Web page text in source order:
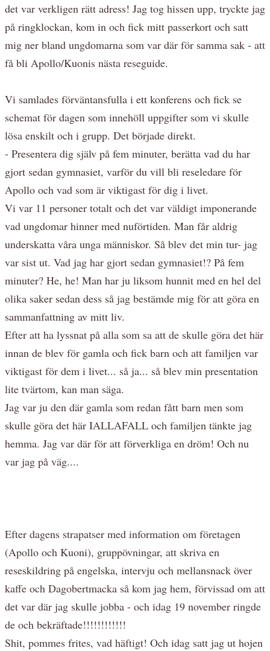
det var verkligen rätt adress! Jag tog hissen upp, tryckte jag
på ringklockan, kom in och fick mitt passerkort och satt
mig ner bland ungdomarna som var där för samma sak - att
få bli Apollo/Kuonis nästa reseguide.
Vi samlades förväntansfulla i ett konferens och fick se
schemat för dagen som innehöll uppgifter som vi skulle
lösa enskilt och i grupp. Det började direkt.
- Presentera dig själv på fem minuter, berätta vad du har
gjort sedan gymnasiet, varför du vill bli reseledare för
Apollo och vad som är viktigast för dig i livet.
Vi var 11 personer totalt och det var väldigt imponerande
vad ungdomar hinner med nuförtiden. Man får aldrig
underskatta våra unga människor. Så blev det min tur- jag
var sist ut. Vad jag har gjort sedan gymnasiet!? På fem
minuter? He, he! Man har ju liksom hunnit med en hel del
olika saker sedan dess så jag bestämde mig för att göra en
sammanfattning av mitt liv.
Efter att ha lyssnat på alla som sa att de skulle göra det här
innan de blev för gamla och fick barn och att familjen var
viktigast för dem i livet... så ja... så blev min presentation
lite tvärtom, kan man säga.
Jag var ju den där gamla som redan fått barn men som
skulle göra det här IALLAFALL och familjen tänkte jag
hemma. Jag var där för att förverkliga en dröm! Och nu
var jag på väg....
Efter dagens strapatser med information om företagen
(Apollo och Kuoni), gruppövningar, att skriva en
reseskildring på engelska, intervju och mellansnack över
kaffe och Dagobertmacka så kom jag hem, förvissad om att
det var där jag skulle jobba - och idag 19 november ringde
de och bekräftade!!!!!!!!!!!!
Shit, pommes frites, vad häftigt! Och idag satt jag ut hojen